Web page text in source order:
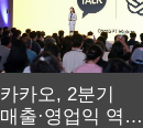
카카오, 2분기
매출·영업익 역대